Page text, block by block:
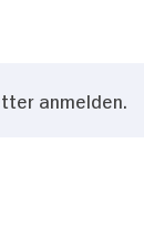
anmelden.